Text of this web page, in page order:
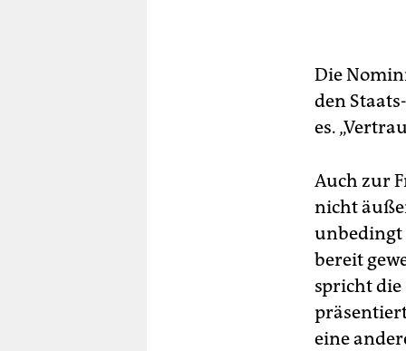
Die
den
es.
Auch zur
nicht
unbedingt
bereit
spricht
eine